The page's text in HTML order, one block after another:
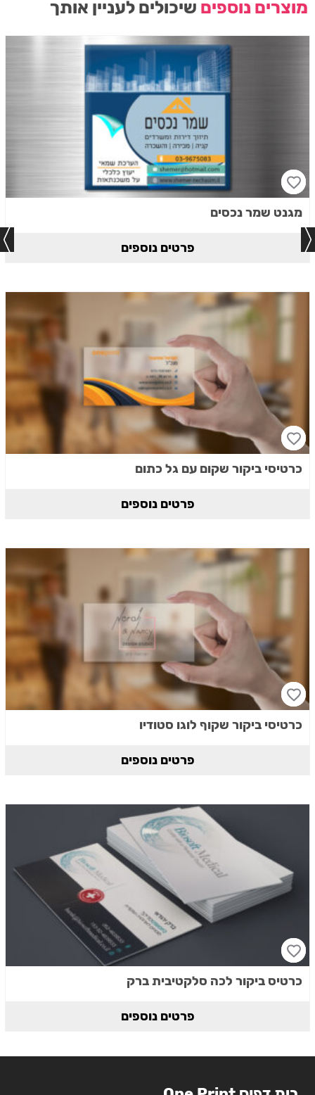
מוצרים נוספים שיכולים לעניין אותך
מגנט שמר נכסים
פרטים נוספים
כרטיסי ביקור שקום עם גל כתום
פרטים נוספים
כרטיסי ביקור שקוף לוגו סטודיו
פרטים נוספים
כרטיס ביקור לכה סלקטיבית ברק
פרטים נוספים